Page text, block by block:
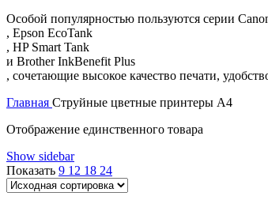
Особой популярностью пользуются серии
, Epson EcoTank
, HP Smart Tank
и Brother InkBenefit Plus
, сочетающие высокое качество печати,
Главная Струйные цветные принтеры А4
Отображение единственного товара
Show sidebar
Показать 9 12 18 24